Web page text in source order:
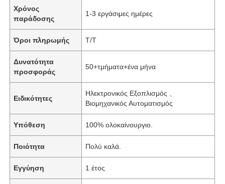
Χρόνος
παράδοσης
1-3 εργάσιμες ημέρες
Όροι πληρωμής Τ/Τ
Δυνατότητα
προσφοράς
50+τμήματα+ένα μήνα
Ειδικότητες
Ηλεκτρονικός Εξοπλισμός 、
Βιομηχανικός Αυτοματισμός
Υπόθεση 100% ολοκαίνουργιο.
Ποιότητα Πολύ καλά.
Εγγύηση 1 έτος